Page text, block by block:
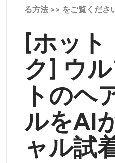
る方法 >> をご覧くださ
[ホット
ク] ウ
トのヘ
ルをAI
ャル試